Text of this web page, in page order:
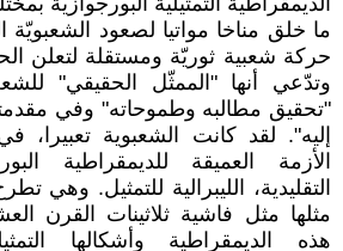
ما خلق مناخا مواتيا لصعود
حركة شعبية ثوريّة ومستقلة لتعلن
وتدّعي أنها "الممثّل الحقيقي"
"تحقيق مطالبه وطموحاته" وفي
إليه". لقد كانت الشعبوية تعبيرا،
الأزمة العميقة للديمقراطية
التقليدية، الليبرالية للتمثيل. وهي
مثلها مثل فاشية ثلاثينات القرن
هذه الديمقراطية وأشكالها